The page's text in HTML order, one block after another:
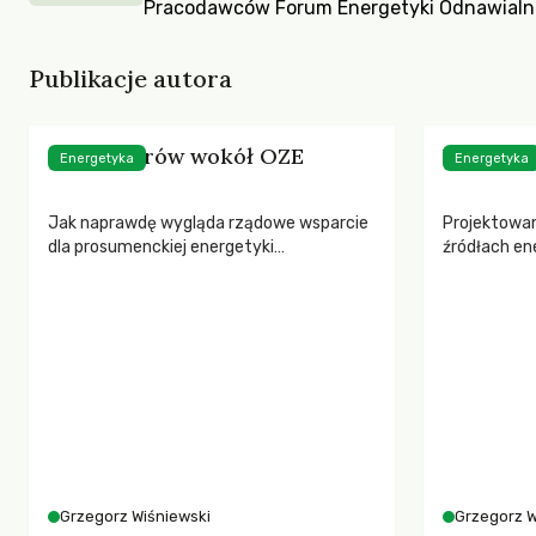
Pracodawców Forum Energetyki
Publikacje autora
Gra pozorów wokół OZE
Jak naprawdę wygląda rządowe wsparcie
dla prosumenckiej energetyki
Grzegorz Wiśniewski
Energetyka
źródłach
Grzegorz
Energetyka